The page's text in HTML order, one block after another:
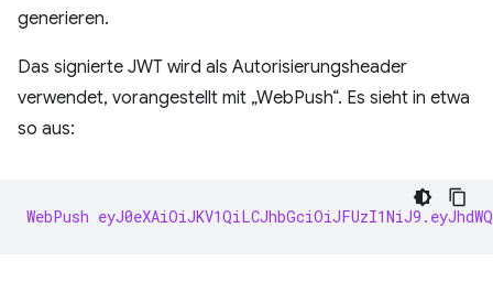
generieren.
Das signierte JWT wird als Autorisierungsheader
verwendet, vorangestellt mit „WebPush“. Es sieht in etwa
so aus:
WebPush